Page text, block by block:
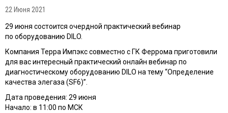
22 Июня 2021
29 июня состоится очердной практический вебинар
по оборудованию DILO.
Компания Терра Импэкс совместно с ГК Феррома приготовили
для вас интересный практический онлайн вебинар по
диагностическому оборудованию DILO на тему “Определение
качества элегаза (SF6)”.
Дата проведения: 29 июня
Начало: в 11:00 по МСК